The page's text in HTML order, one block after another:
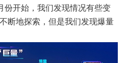
份开始，我们发现情况有些变
断地探索，但是我们发现爆量